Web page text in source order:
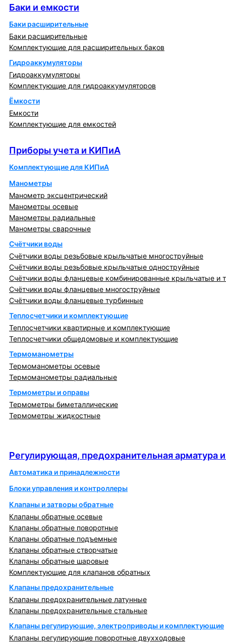
Баки и емкости
Баки расширительные
Баки расширительные
Комплектующие для расширительных баков
Гидроаккумуляторы
Гидроаккумуляторы
Комплектующие для гидроаккумуляторов
Ёмкости
Емкости
Комплектующие для емкостей
Приборы учета и КИПиА
Комплектующие для КИПиА
Манометры
Манометр эксцентрический
Манометры осевые
Манометры радиальные
Манометры сварочные
Счётчики воды
Счётчики воды резьбовые крыльчатые многоструйные
Счётчики воды резьбовые крыльчатые одноструйные
Счётчики воды фланцевые комбинированные крыльчатые и
Счётчики воды фланцевые многоструйные
Счётчики воды фланцевые турбинные
Теплосчетчики и комплектующие
Теплосчетчики квартирные и комплектующие
Теплосчетчики общедомовые и комплектующие
Термоманометры
Термоманометры осевые
Термоманометры радиальные
Термометры и оправы
Термометры биметаллические
Термометры жидкостные
Регулирующая, предохранительная арматура
Автоматика и принадлежности
Блоки управления и контроллеры
Клапаны и затворы обратные
Клапаны обратные осевые
Клапаны обратные поворотные
Клапаны обратные подъемные
Клапаны обратные створчатые
Клапаны обратные шаровые
Комплектующие для клапанов обратных
Клапаны предохранительные
Клапаны предохранительные латунные
Клапаны предохранительные стальные
Клапаны регулирующие, электроприводы и комплектующие
Клапаны регулирующие поворотные двухходовые